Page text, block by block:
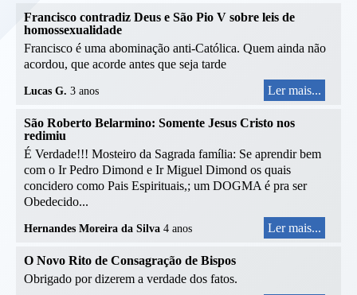
Francisco contradiz Deus e São Pio V sobre leis de
homossexualidade
Francisco é uma abominação anti-Católica. Quem ainda não
acordou, que acorde antes que seja tarde
Lucas G. 3 anos Ler mais...
São Roberto Belarmino: Somente Jesus Cristo nos
redimiu
É Verdade!!! Mosteiro da Sagrada família: Se aprendir bem
com o Ir Pedro Dimond e Ir Miguel Dimond os quais
concidero como Pais Espirituais,; um DOGMA é pra ser
Obedecido...
Hernandes Moreira da Silva 4 anos Ler mais...
O Novo Rito de Consagração de Bispos
Obrigado por dizerem a verdade dos fatos.